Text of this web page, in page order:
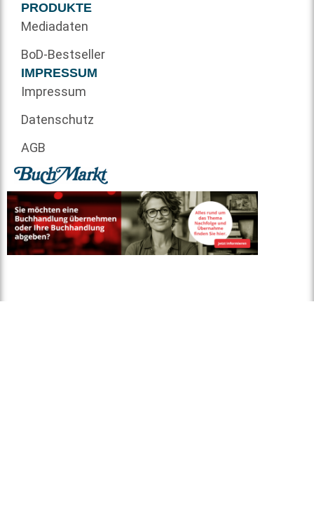
PRODUKTE
Mediadaten
BoD-Bestseller
IMPRESSUM
Impressum
Datenschutz
AGB